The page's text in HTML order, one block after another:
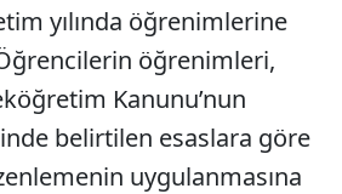
yılında öğrenimlerine
öğrenimleri,
Kanunu’nun
belirtilen esaslara göre
uygulanmasına